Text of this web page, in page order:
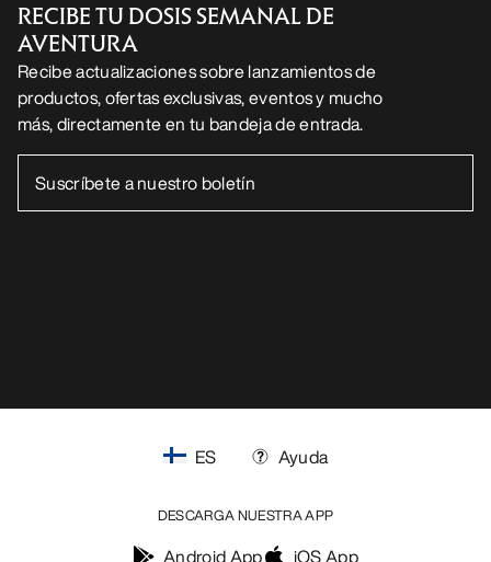
RECIBE TU DOSIS SEMANAL DE
AVENTURA
Recibe actualizaciones sobre lanzamientos de
productos, ofertas exclusivas, eventos y mucho
más, directamente en tu bandeja de entrada.
ES Ayuda
DESCARGA NUESTRA APP
Android App iOS App